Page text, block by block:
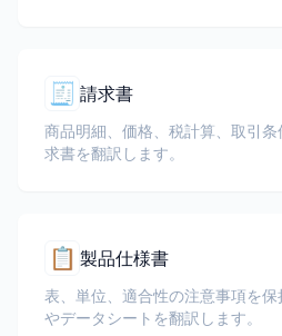
🧾 請求書
商品明細、価格、税計算、取引
求書を翻訳します。
📋 製品仕様書
表、単位、適合性の注意事項を
やデータシートを翻訳します。